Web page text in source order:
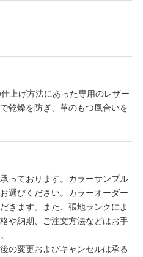
上げ方法にあった専用のレザー
乾燥を防ぎ、革のもつ風合いを
っております。カラーサンプル
選びください。カラーオーダー
きます。また、張地ランクによ
や納期、ご注文方法などはお手
の変更およびキャンセルは承る